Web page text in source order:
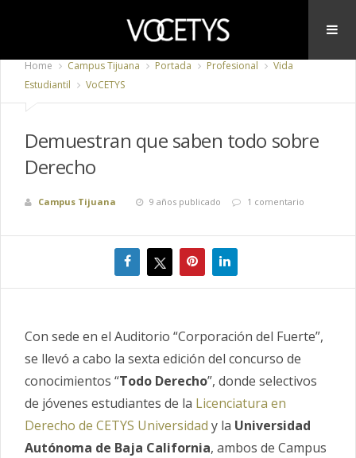
Home Campus Tijuana Portada Profesional
Vida
Estudiantil
VoCETYS
Demuestran que saben todo sobre
Derecho
Campus Tijuana 9 años publicado 1 comentario
Con sede en el Auditorio “Corporación del Fuerte”,
se llevó a cabo la sexta edición del concurso de
conocimientos “Todo Derecho”, donde selectivos
de jóvenes estudiantes de la Licenciatura en
Derecho de CETYS Universidad y la Universidad
Autónoma de Baja California, ambos de Campus